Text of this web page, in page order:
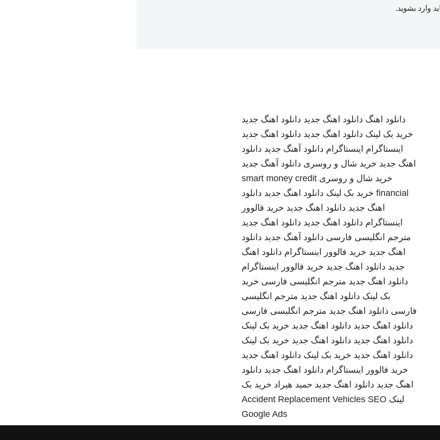
وارد بشوید.
دانلود اهنگ دانلود اهنگ جدید دانلود اهنگ جدید
خرید بک لینک دانلود اهنگ جدید دانلود اهنگ جدید
اینستاگرام اینستاگرام دانلود آهنگ جدید دانلود
اهنگ جدید خرید شال و روسری دانلود آهنگ جدید
خرید شال و روسری smart money credit
financial خرید بک لینک دانلود اهنگ جدید دانلود
اهنگ جدید دانلود اهنگ جدید خرید فالوور
اینستاگرام دانلود اهنگ جدید دانلود اهنگ جدید
مترجم انگلیسی فارسی دانلود آهنگ جدید دانلود
اهنگ جدید خرید فالوور اینستاگرام دانلود اهنگ
جدید دانلود اهنگ جدید خرید فالوور اینستاگرام
دانلود اهنگ جدید مترجم انگلیسی فارسی خرید
بک لینک دانلود اهنگ جدید مترجم انگلیسی
فارسی دانلود اهنگ جدید مترجم انگلیسی فارسی
دانلود اهنگ جدید دانلود اهنگ جدید خرید بک لینک
دانلود اهنگ جدید دانلود اهنگ جدید خرید بک لینک
دانلود اهنگ جدید خرید بک لینک دانلود اهنگ جدید
خرید فالوور اینستاگرام دانلود اهنگ جدید دانلود
اهنگ جدید دانلود اهنگ جدید حمید هیراد خرید بک
لینک
Accident Replacement Vehicles SEO
Google Ads